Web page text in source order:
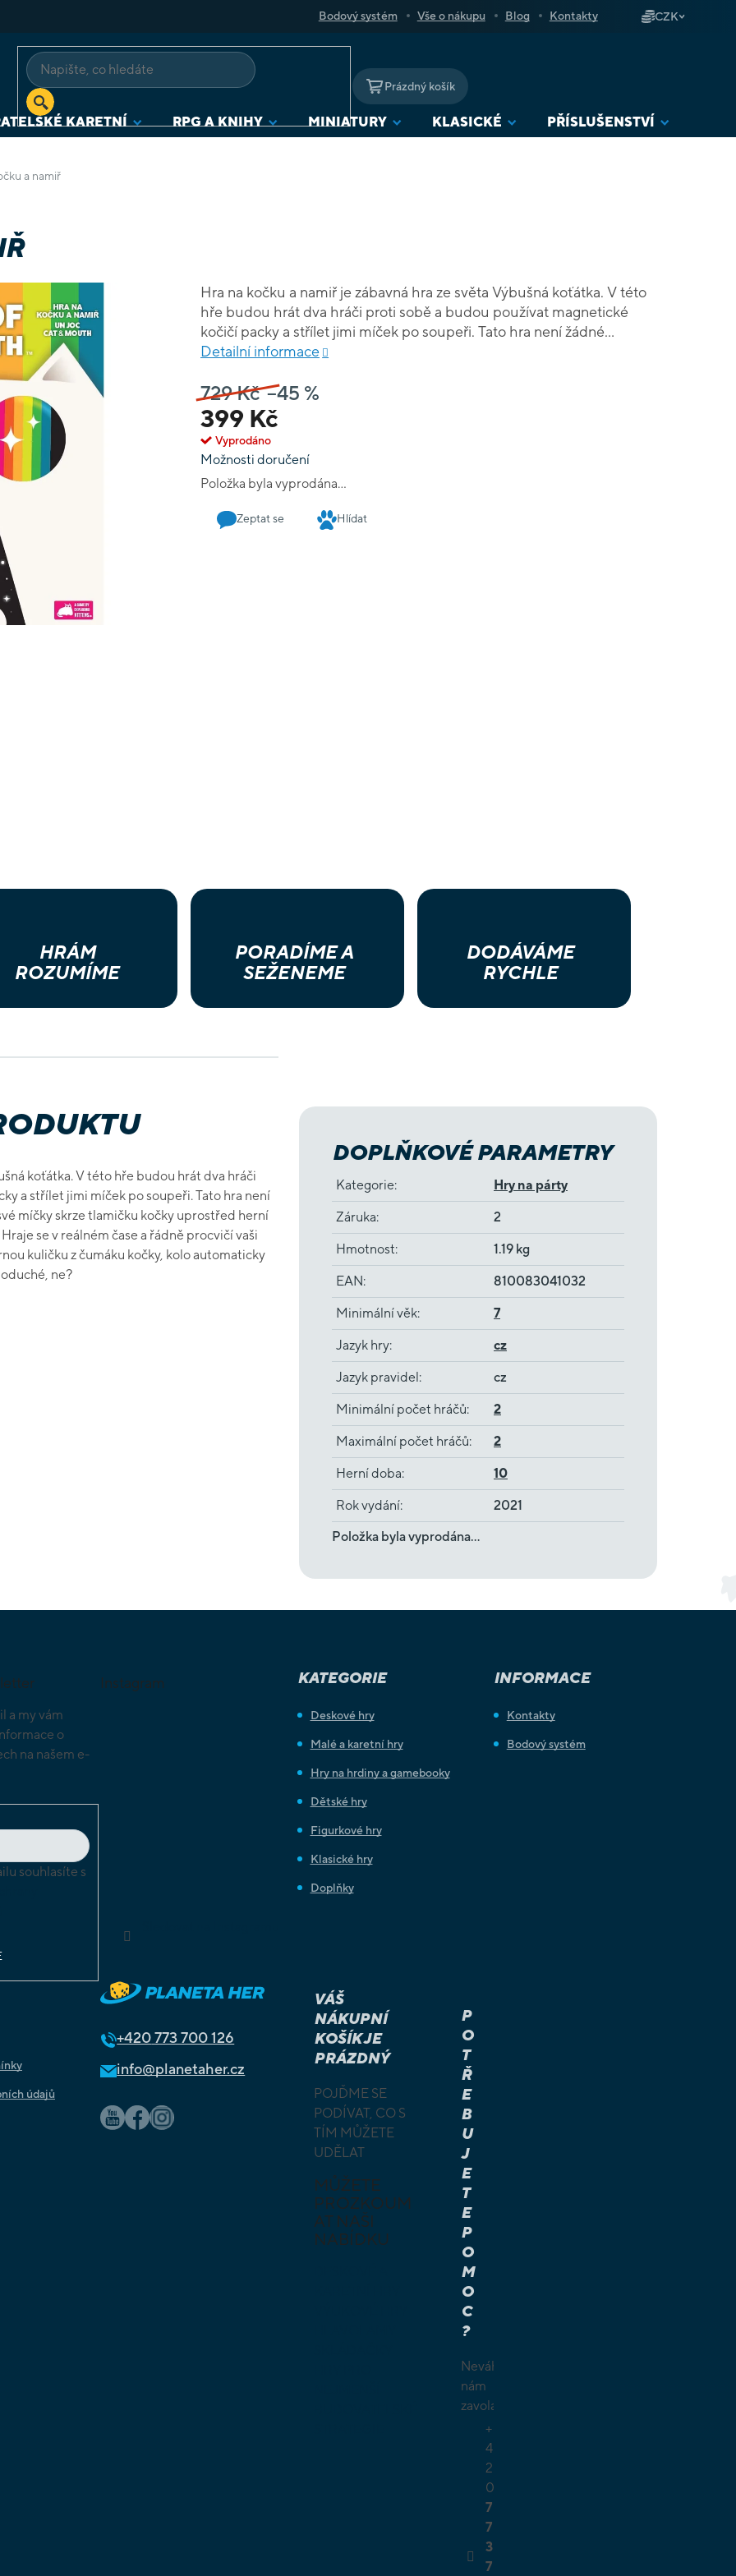
Bodový systém Vše o nákupu Blog Kontakty CZK
NÁKUPNÍ
KOŠÍK
Prázdný košík
KARETNÍ RPG A KNIHY MINIATURY KLASICKÉ PŘÍSLUŠENSTVÍ
a namiř
729 Kč –45 %
399 Kč
Vyprodáno
Možnosti doručení
Položka byla vyprodána…
Hra na kočku a namiř je zábavná hra ze světa Výbušná koťátka. V této
hře budou hrát dva hráči proti sobě a budou používat magnetické
kočičí packy a střílet jimi míček po soupeři. Tato hra není žádné
raketové inženýrství, prostě budete střílet své míčky skrze tlamičku
nejdříve. Hraje se v reálném čase a řádně procvičí vaši šikovnost.
Navíc, pokud se vám podaří sestřelit černou kuličku z čumáku kočky,
kolo automaticky vyhráváte. Sečtete body a začnete další kolo.
Jednoduché, ne?
Detailní informace
Zeptat se Hlídat
HRÁM
ROZUMÍME
PORADÍME A
SEŽENEME
DODÁVÁME
RYCHLE
koťátka. V této hře budou hrát dva hráči
a střílet jimi míček po soupeři. Tato hra není
míčky skrze tlamičku kočky uprostřed herní
se v reálném čase a řádně procvičí vaši
kuličku z čumáku kočky, kolo automaticky
ne?
DOPLŇKOVÉ PARAMETRY
Kategorie: Hry na párty
Záruka: 2
Hmotnost: 1.19 kg
EAN: 810083041032
Minimální věk: 7
Jazyk hry: cz
Jazyk pravidel: cz
Minimální počet hráčů: 2
Maximální počet hráčů: 2
Herní doba: 10
Rok vydání:
2021
Položka byla vyprodána…
a my vám
o
na našem e-
souhlasíte s
Instagram KATEGORIE
Deskové hry
Malé a karetní hry
Hry na hrdiny a gamebooky
Dětské hry
Figurkové hry
Klasické hry
Doplňky
INFORMACE
Kontakty
Bodový systém
údajů
+420773 700 126
info@planetaher.cz
VÁŠ
NÁKUPNÍ
KOŠÍK JE
PRÁZDNÝ
POJĎME SE
PODÍVAT, CO S
TÍM MŮŽETE
UDĚLAT
MŮŽETE
PROZKOUM
AT NAŠI
NABÍDKU
P
O
T
Ř
E
B
U
J
E
T
E
P
O
M
O
C
?
Neváhejte
nám
zavolat.
+
4
2
0
7
7
3
7